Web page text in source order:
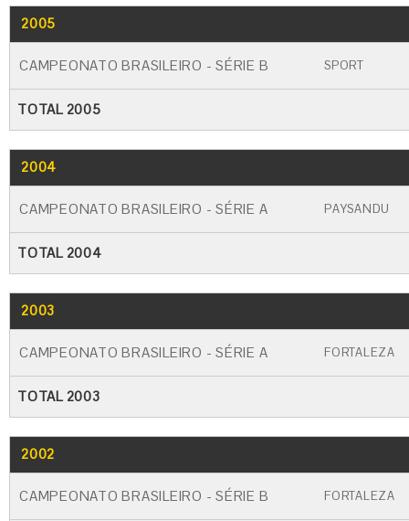
2005
CAMPEONATO BRASILEIRO - SÉRIE B SPORT
TOTAL 2005
2004
CAMPEONATO BRASILEIRO - SÉRIE A PAYSANDU
TOTAL 2004
2003
CAMPEONATO BRASILEIRO - SÉRIE A FORTALEZA
TOTAL 2003
2002
CAMPEONATO BRASILEIRO - SÉRIE B FORTALEZA